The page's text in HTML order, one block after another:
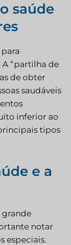
saúde
“partilha de
de obter
saudáveis
inferior ao
tipos
e a
grande
notar
especiais.